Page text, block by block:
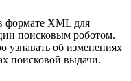
формате XML для
поисковым роботом.
узнавать об изменениях
поисковой выдачи.